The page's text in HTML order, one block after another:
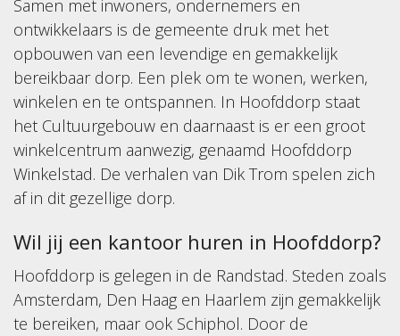
Samen met inwoners, ondernemers en
ontwikkelaars is de gemeente druk met het
opbouwen van een levendige en gemakkelijk
bereikbaar dorp. Een plek om te wonen, werken,
winkelen en te ontspannen. In Hoofddorp staat
het Cultuurgebouw en daarnaast is er een groot
winkelcentrum aanwezig, genaamd Hoofddorp
Winkelstad. De verhalen van Dik Trom spelen zich
af in dit gezellige dorp.
Wil jij een kantoor huren in Hoofddorp?
Hoofddorp is gelegen in de Randstad. Steden zoals
Amsterdam, Den Haag en Haarlem zijn gemakkelijk
te bereiken, maar ook Schiphol. Door de